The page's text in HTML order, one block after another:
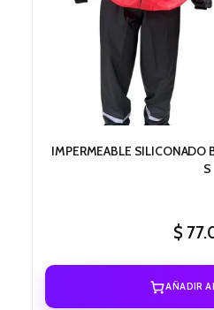
IMPERMEABLE SILICONADO
S
$
AÑADIR